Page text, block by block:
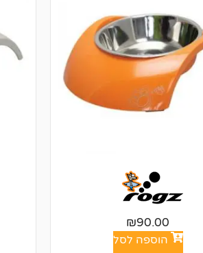
₪90.00
הוספה לסל